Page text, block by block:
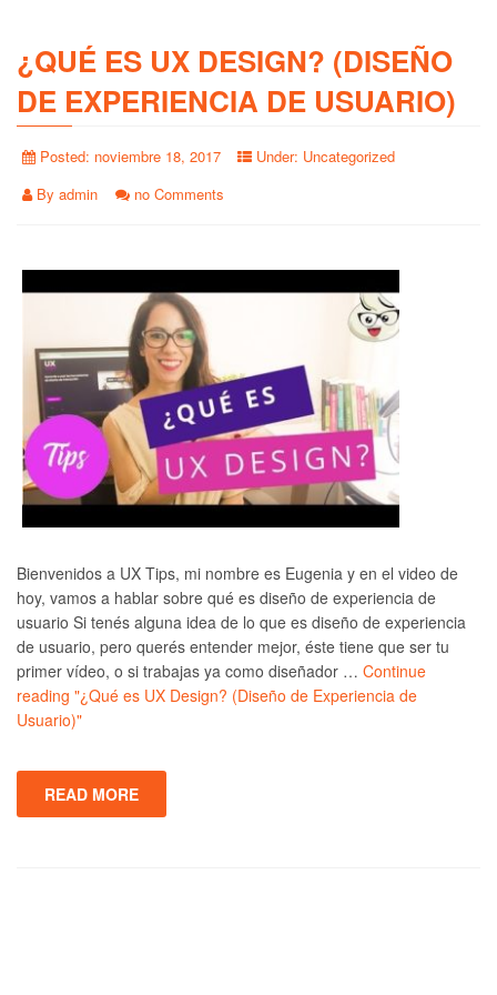
¿QUÉ ES UX DESIGN? (DISEÑO
DE EXPERIENCIA DE USUARIO)
Posted: noviembre 18, 2017 Under: Uncategorized
By admin no Comments
Bienvenidos a UX Tips, mi nombre es Eugenia y en el video de
hoy, vamos a hablar sobre qué es diseño de experiencia de
usuario Si tenés alguna idea de lo que es diseño de experiencia
de usuario, pero querés entender mejor, éste tiene que ser tu
primer vídeo, o si trabajas ya como diseñador … Continue
reading "¿Qué es UX Design? (Diseño de Experiencia de
Usuario)"
READ MORE